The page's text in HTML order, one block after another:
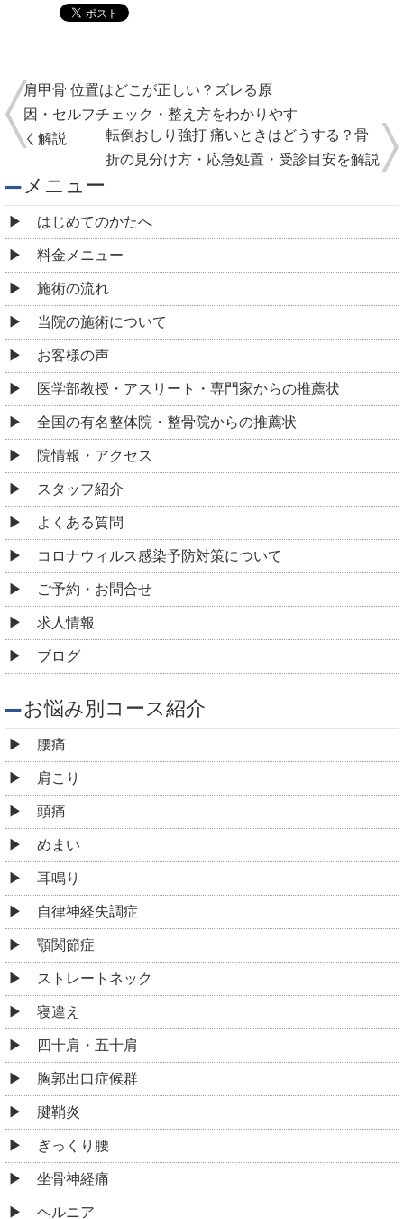
肩甲骨 位置はどこが正しい？ズレる原
因・セルフチェック・整え方をわかりやす
く解説
転倒おしり強打 痛いときはどうする？骨
折の見分け方・応急処置・受診目安を解説
メニュー
はじめてのかたへ
料金メニュー
施術の流れ
当院の施術について
お客様の声
医学部教授・アスリート・専門家からの推薦状
全国の有名整体院・整骨院からの推薦状
院情報・アクセス
スタッフ紹介
よくある質問
コロナウィルス感染予防対策について
ご予約・お問合せ
求人情報
ブログ
お悩み別コース紹介
腰痛
肩こり
頭痛
めまい
耳鳴り
自律神経失調症
顎関節症
ストレートネック
寝違え
四十肩・五十肩
胸郭出口症候群
腱鞘炎
ぎっくり腰
坐骨神経痛
ヘルニア